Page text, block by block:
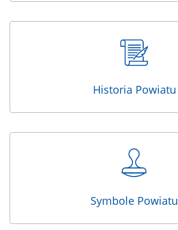
Historia Powiatu
Symbole Powiatu